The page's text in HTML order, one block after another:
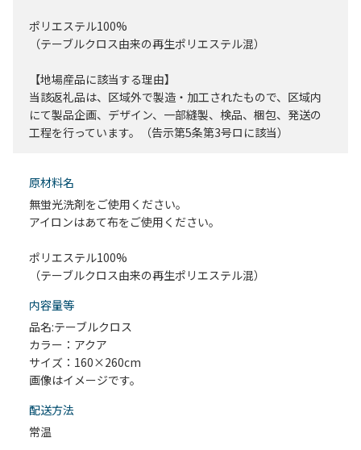
ポリエステル100%
（テーブルクロス由来の再生ポリエステル混）
【地場産品に該当する理由】
当該返礼品は、区域外で製造・加工されたもので、区域内
にて製品企画、デザイン、一部縫製、検品、梱包、発送の
工程を行っています。（告示第5条第3号ロに該当）
原材料名
無蛍光洗剤をご使用ください。
アイロンはあて布をご使用ください。
ポリエステル100%
（テーブルクロス由来の再生ポリエステル混）
内容量等
品名:テーブルクロス
カラー：アクア
サイズ：160×260cm
画像はイメージです。
配送⽅法
常温